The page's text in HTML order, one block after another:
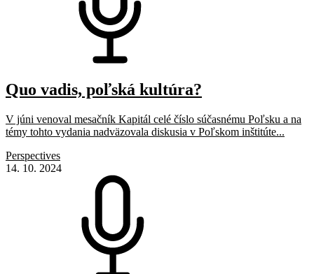
Quo vadis, poľská kultúra?
V júni venoval mesačník Kapitál celé číslo súčasnému Poľsku a na
témy tohto vydania nadväzovala diskusia v Poľskom inštitúte...
Perspectives
14. 10. 2024